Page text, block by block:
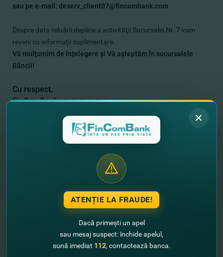
sau pe e-mail: deserv_client07@fincombank.com
Despre data reluării depline a activităţii Sucursalei Nr. 7 vom
reveni cu informaţii suplimentare.
Vă mulţumim de înţelegere şi Vă aşteptăm în sucursalele
Băncii!
Cu respect,
FinComBank
Alte noutăţi
ATENȚIE LA FRAUDE!
Dacă primești un apel
sau mesaj suspect: închide apelul,
sună imediat 112, contactează banca.